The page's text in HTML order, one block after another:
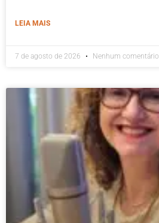
LEIA MAIS
7 de agosto de 2026 Nenhum comentário